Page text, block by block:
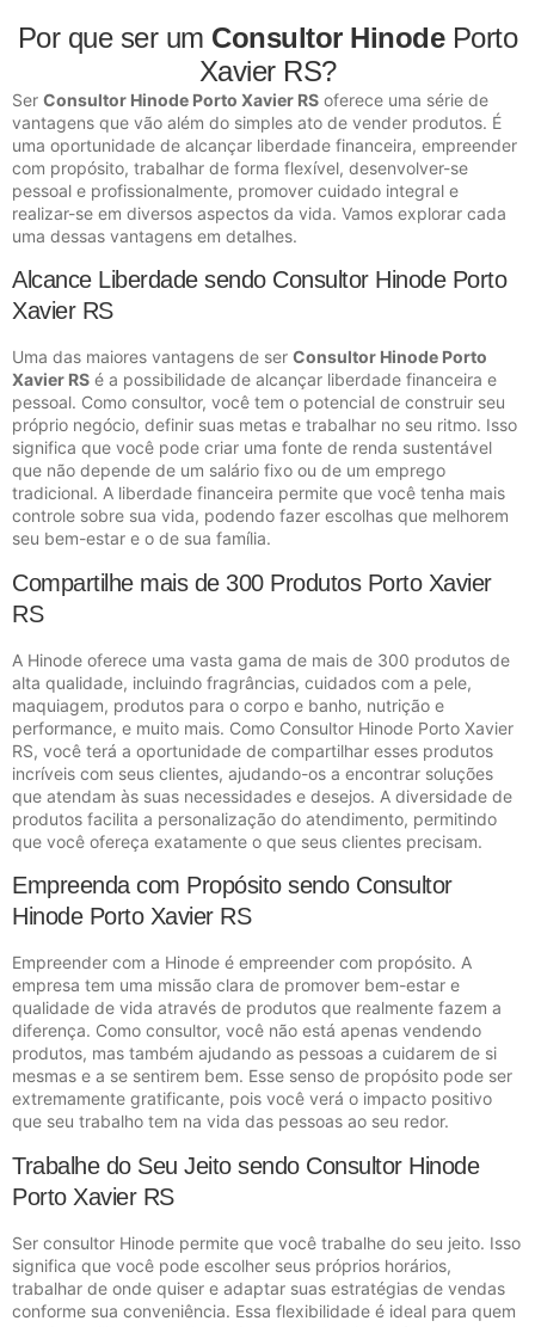
Por que ser um Consultor HinodePorto
Xavier RS?
Ser Consultor Hinode Porto Xavier RS oferece uma série de
vantagens que vão além do simples ato de vender produtos. É
uma oportunidade de alcançar liberdade financeira, empreender
com propósito, trabalhar de forma flexível, desenvolver-se
pessoal e profissionalmente, promover cuidado integral e
realizar-se em diversos aspectos da vida. Vamos explorar cada
uma dessas vantagens em detalhes.
Alcance Liberdade sendo Consultor Hinode Porto
Xavier RS
Uma das maiores vantagens de ser Consultor Hinode Porto
Xavier RS é a possibilidade de alcançar liberdade financeira e
pessoal. Como consultor, você tem o potencial de construir seu
próprio negócio, definir suas metas e trabalhar no seu ritmo. Isso
significa que você pode criar uma fonte de renda sustentável
que não depende de um salário fixo ou de um emprego
tradicional. A liberdade financeira permite que você tenha mais
controle sobre sua vida, podendo fazer escolhas que melhorem
seu bem-estar e o de sua família.
Compartilhe mais de 300 Produtos Porto Xavier
RS
A Hinode oferece uma vasta gama de mais de 300 produtos de
alta qualidade, incluindo fragrâncias, cuidados com a pele,
maquiagem, produtos para o corpo e banho, nutrição e
performance, e muito mais. Como Consultor Hinode Porto Xavier
RS, você terá a oportunidade de compartilhar esses produtos
incríveis com seus clientes, ajudando-os a encontrar soluções
que atendam às suas necessidades e desejos. A diversidade de
produtos facilita a personalização do atendimento, permitindo
que você ofereça exatamente o que seus clientes precisam.
Empreenda com Propósito sendo Consultor
Hinode Porto Xavier RS
Empreender com a Hinode é empreender com propósito. A
empresa tem uma missão clara de promover bem-estar e
qualidade de vida através de produtos que realmente fazem a
diferença. Como consultor, você não está apenas vendendo
produtos, mas também ajudando as pessoas a cuidarem de si
mesmas e a se sentirem bem. Esse senso de propósito pode ser
extremamente gratificante, pois você verá o impacto positivo
que seu trabalho tem na vida das pessoas ao seu redor.
Trabalhe do Seu Jeito sendo Consultor Hinode
Porto Xavier RS
Ser consultor Hinode permite que você trabalhe do seu jeito. Isso
significa que você pode escolher seus próprios horários,
trabalhar de onde quiser e adaptar suas estratégias de vendas
conforme sua conveniência. Essa flexibilidade é ideal para quem